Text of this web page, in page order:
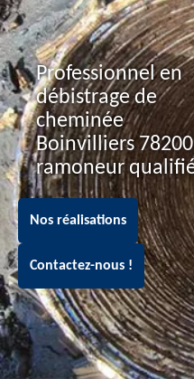
Professionnel en
débistrage de
cheminée
Boinvilliers
ramoneur
Nos réalisations
Contactez-nous !